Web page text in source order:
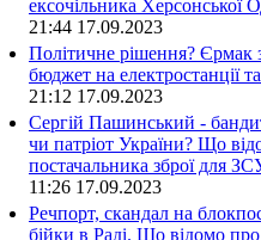
ексочільника Херсонської
21:44 17.09.2023
Політичне рішення? Єрмак
бюджет на електростанції
21:12 17.09.2023
Сергій Пашинський -
чи патріот України? Що
постачальника зброї для
11:26 17.09.2023
Речпорт, скандал на
бійки в Раді. Що відомо